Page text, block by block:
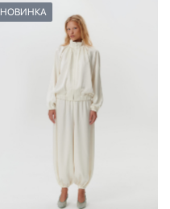
НОВИНКА